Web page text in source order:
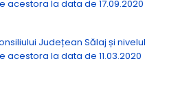
la data de 17.09.2020
Județean Sălaj și nivelul
la data de 11.03.2020